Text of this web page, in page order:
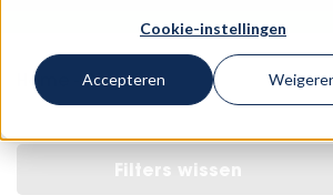
Cookie-instellingen
Accepteren
Home -Diensten
Filters wissen